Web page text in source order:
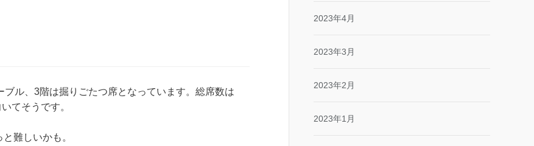
ル、3階は掘りごたつ席となっています。総席数は
てそうです。
難しいかも。
2023年4月
2023年3月
2023年2月
2023年1月